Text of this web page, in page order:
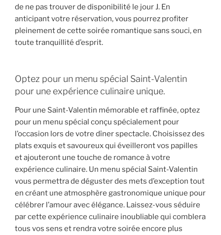
de ne pas trouver de disponibilité le jour J. En
anticipant votre réservation, vous pourrez profiter
pleinement de cette soirée romantique sans souci, en
toute tranquillité d’esprit.
Optez pour un menu spécial Saint-Valentin
pour une expérience culinaire unique.
Pour une Saint-Valentin mémorable et raffinée, optez
pour un menu spécial conçu spécialement pour
l’occasion lors de votre dîner spectacle. Choisissez des
plats exquis et savoureux qui éveilleront vos papilles
et ajouteront une touche de romance à votre
expérience culinaire. Un menu spécial Saint-Valentin
vous permettra de déguster des mets d’exception tout
en créant une atmosphère gastronomique unique pour
célébrer l’amour avec élégance. Laissez-vous séduire
par cette expérience culinaire inoubliable qui comblera
tous vos sens et rendra votre soirée encore plus